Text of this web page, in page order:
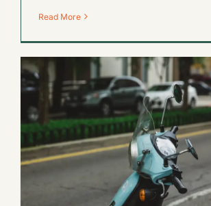
Read More